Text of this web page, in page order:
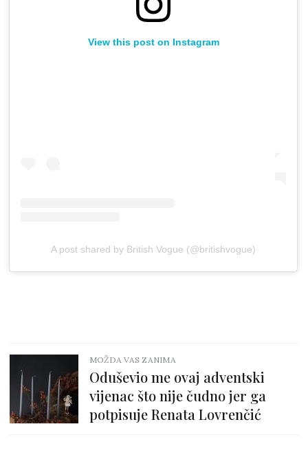
View this post on Instagram
A post shared by British Vogue (@britishvogue)
MOŽDA VAS ZANIMA
Oduševio me ovaj adventski
vijenac što nije čudno jer ga
potpisuje Renata Lovrenčić